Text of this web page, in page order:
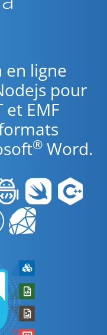
en ligne
pour
EMF
® Word.